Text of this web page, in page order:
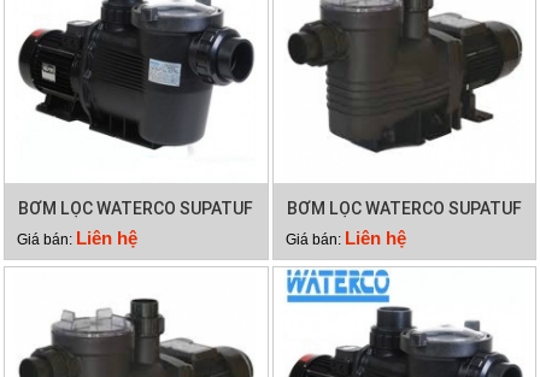
BƠM LỌC WATERCO SUPATUF
250
Giá bán: Liên hệ
BƠM LỌC WATERCO SUPATUF
200
Giá bán: Liên hệ